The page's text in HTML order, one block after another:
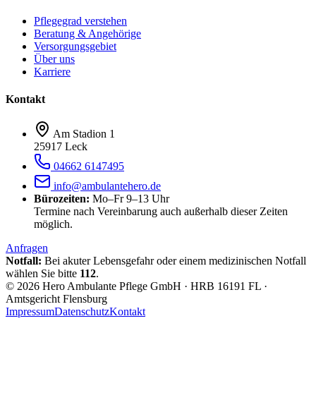
Pflegegrad verstehen
Beratung & Angehörige
Versorgungsgebiet
Über uns
Karriere
Kontakt
Am Stadion 1
25917 Leck
04662 6147495
info@ambulantehero.de
Bürozeiten: Mo–Fr 9–13 Uhr
Termine nach Vereinbarung auch außerhalb dieser Zeiten
möglich.
Anfragen
Notfall: Bei akuter Lebensgefahr oder einem medizinischen Notfall
wählen Sie bitte 112.
© 2026 Hero Ambulante Pflege GmbH · HRB 16191 FL ·
Amtsgericht Flensburg
ImpressumDatenschutzKontakt